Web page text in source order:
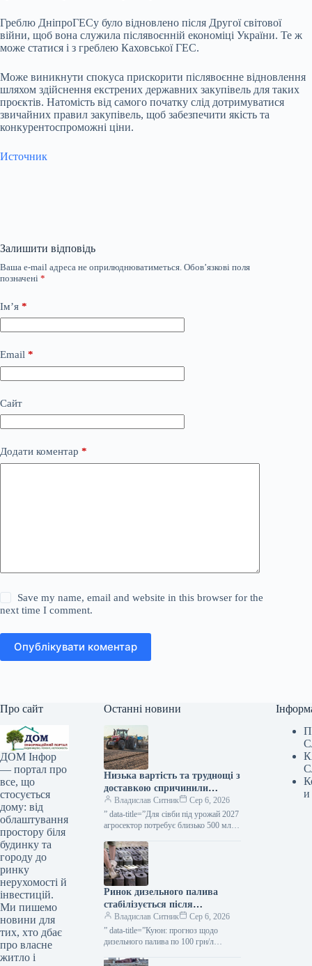
Греблю ДніпроГЕСу було відновлено після Другої світової
війни, щоб вона служила післявоєнній економіці України. Те ж
може статися і з греблею Каховської ГЕС.
Може виникнути спокуса прискорити післявоєнне відновлення
шляхом здійснення екстрених державних закупівель для таких
проєктів. Натомість від самого початку слід дотримуватися
звичайних правил закупівель, щоб забезпечити якість та
конкурентоспроможні ціни.
Источник
Залишити відповідь
Ваша e-mail адреса не оприлюднюватиметься. Обов’язкові поля
позначені *
Ім’я *
Email *
Сайт
Додати коментар *
Save my name, email and website in this browser for the
next time I comment.
Опублікувати коментар
Про сайт
ДОМ Інфор
— портал про
все, що
стосується
дому: від
облаштування
простору біля
будинку та
городу до
ринку
нерухомості й
інвестицій.
Ми пишемо
новини для
тих, хто дбає
про власне
житло і
Останні новини
Низька вартість та труднощі з
доставкою спричинили
зростання потреби фермерів у
вільних грошах — ВАР —
КУРКУЛЬ
Владислав Ситник
Сер 6, 2026
” data-title=”Для сівби під урожай 2027
агросектор потребує близько 500 млрд
Ринок дизельного палива
стабілізується після
ажіотажного попиту — Куюн
— КУРКУЛЬ
Владислав Ситник
Сер 6, 2026
” data-title=”Куюн: прогноз щодо
дизельного палива по 100 грн/л
и